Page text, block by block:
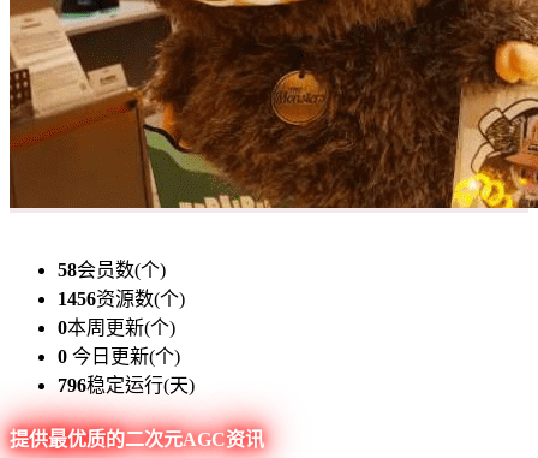
58会员数(个)
1456资源数(个)
0本周更新(个)
0 今日更新(个)
796稳定运行(天)
提供最优质的二次元AGC资讯